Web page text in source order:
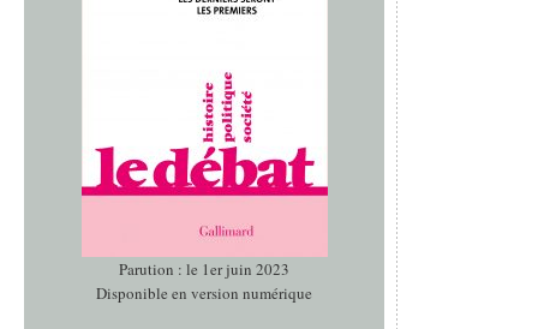
Parution : le 1er juin 2023
Disponible en version numérique